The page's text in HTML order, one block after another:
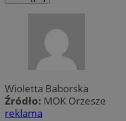
Wioletta Baborska
Źródło: MOK Orzesze
reklama